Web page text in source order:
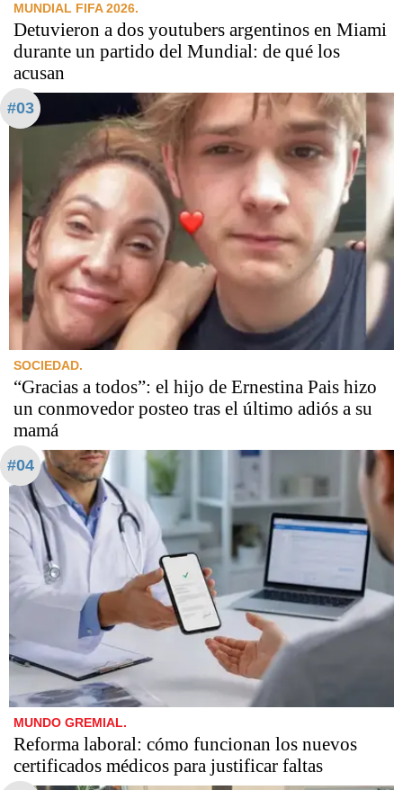
MUNDIAL FIFA 2026.
Detuvieron a dos youtubers argentinos en Miami
durante un partido del Mundial: de qué los
acusan
#03
SOCIEDAD.
“Gracias a todos”: el hijo de Ernestina Pais hizo
un conmovedor posteo tras el último adiós a su
mamá
#04
MUNDO GREMIAL.
Reforma laboral: cómo funcionan los nuevos
certificados médicos para justificar faltas